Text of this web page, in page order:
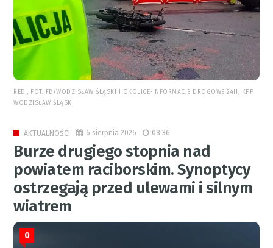
RED., FOT. FB/WODZISŁAW ŚLĄSKI I OKOLICE-INFORMACJE DROGOWE 24H, KPP
WODZISŁAW ŚLĄSKI
AKTUALNOŚCI 6 sierpnia 2026 08:36
Burze drugiego stopnia nad
powiatem raciborskim. Synoptycy
ostrzegają przed ulewami i silnym
wiatrem
0